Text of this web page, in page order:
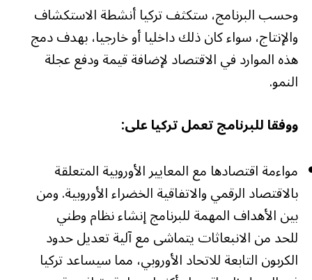
وحسب البرنامج، ستكثف تركيا أنشطة الاستكشاف
والإنتاج، سواء كان ذلك داخليا أو خارجيا، بهدف دمج
هذه الموارد في الاقتصاد لإضافة قيمة ودفع عجلة
النمو.
ووفقا للبرنامج تعمل تركيا على:
مواءمة اقتصادها مع المعايير الأوروبية المتعلقة
بالاقتصاد الرقمي والاتفاقية الخضراء الأوروبية. ومن
بين الأهداف المهمة للبرنامج إنشاء نظام وطني
للحد من الانبعاثات يتماشى مع آلية تعديل حدود
الكربون التابعة للاتحاد الأوروبي، مما سيساعد تركيا